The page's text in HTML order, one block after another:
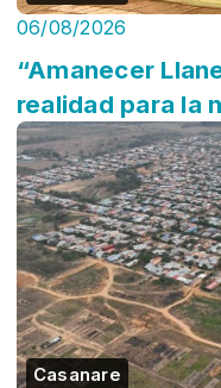
06/08/2026
“Amanecer
realidad para la
Casanare